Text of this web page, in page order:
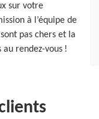
sur votre
à l’équipe de
pas chers et la
rendez-vous !